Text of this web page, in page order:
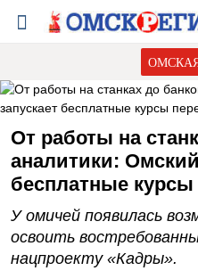
От работы на
аналитики:
бесплатные курсы
У омичей появилась
освоить
нацпроекту «Кадры».